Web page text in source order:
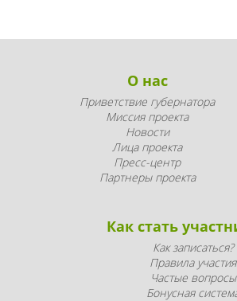
О нас
Приветствие губернатора
Миссия проекта
Новости
Лица проекта
Пресс-центр
Партнеры проекта
Как стать
Как записаться?
Правила участия
Частые вопросы
Бонусная